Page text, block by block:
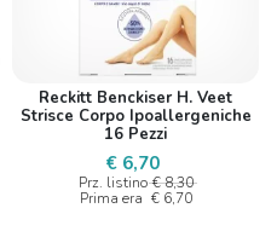
Reckitt Benckiser H. Veet
Strisce Corpo Ipoallergeniche
16 Pezzi
€ 6,70
Prz. listino € 8,30
Prima era € 6,70